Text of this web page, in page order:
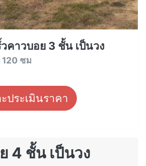
คาวบอย 3 ชั้น เป็นวง
120 ซม
ประเมินราคา
4 ชั้น เป็นวง